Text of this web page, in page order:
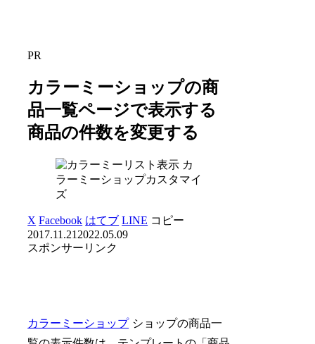
PR
カラーミーショップの商
品一覧ページで表示する
商品の件数を変更する
カ
ラーミーショップカスタマイ
ズ
X Facebook はてブ LINE コピー
2017.11.21 2022.05.09
スポンサーリンク
カラーミーショップ ショップの商品一